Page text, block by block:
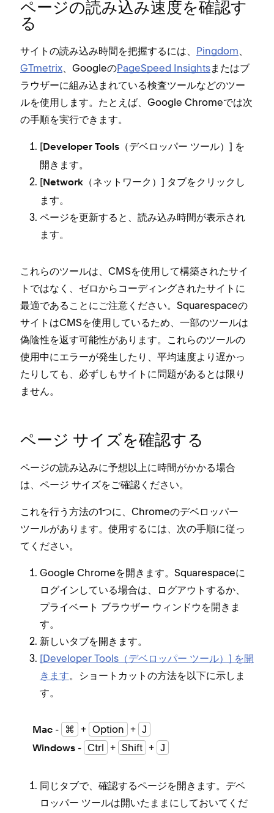
ペ⁠ージの読み込み速度を確認す
る
サイトの読み込み時間を把握するには⁠、 Pingdom⁠、
GTmetrix⁠、GoogleのPageSpeed Insightsまたはブ
ラウザ⁠ーに組み込まれている検査ツ⁠ールなどのツ⁠ー
ルを使用します⁠。たとえば⁠、Google Chromeでは次
の手順を実行できます⁠。
[⁠Developer Tools（⁠デベロ⁠ッパ⁠ー ツ⁠ール⁠） ⁠] を
開きます⁠。
[⁠Network（⁠ネ⁠ットワ⁠ーク⁠） ⁠] タブをクリ⁠ックし
ます⁠。
ペ⁠ージを更新すると⁠、読み込み時間が表示され
ます⁠。
これらのツ⁠ールは⁠、CMSを使用して構築されたサイ
トではなく⁠、ゼロからコ⁠ーデ⁠ィングされたサイトに
最適であることにご注意ください⁠。Squarespaceの
サイトはCMSを使用しているため⁠、一部のツ⁠ールは
偽陰性を返す可能性があります⁠。これらのツ⁠ールの
使用中にエラ⁠ーが発生したり⁠、平均速度より遅か⁠っ
たりしても⁠、必ずしもサイトに問題があるとは限り
ません⁠。
ペ⁠ージ サイズを確認する
ペ⁠ージの読み込みに予想以上に時間がかかる場合
は⁠、ペ⁠ージ サイズをご確認ください⁠。
これを行う方法の1つに⁠、Chromeのデベロ⁠ッパ⁠ー
ツ⁠ールがあります⁠。使用するには⁠、次の手順に従⁠っ
てください⁠。
Google Chromeを開きます⁠。Squarespaceに
ログインしている場合は⁠、ログアウトするか⁠、
プライベ⁠ート ブラウザ⁠ー ウ⁠ィンドウを開きま
す⁠。
新しいタブを開きます⁠。
[⁠Developer Tools（⁠デベロ⁠ッパ⁠ー ツ⁠ール⁠）⁠] を開
きます⁠。シ⁠ョ⁠ートカ⁠ットの方法を以下に示しま
す⁠。
Mac - ⌘ + Option + J
Windows - Ctrl + Shift + J
同じタブで⁠、確認するペ⁠ージを開きます⁠。デベ
ロ⁠ッパ⁠ー ツ⁠ールは開いたままにしておいてくだ